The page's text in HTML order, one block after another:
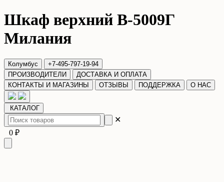
Шкаф верхний В-5009Г
Милания
Колумбус
+7-495-797-19-94
ПРОИЗВОДИТЕЛИ
ДОСТАВКА И ОПЛАТА
КОНТАКТЫ И МАГАЗИНЫ
ОТЗЫВЫ ПОДДЕРЖКА О НАС
КАТАЛОГ
✕
0 ₽